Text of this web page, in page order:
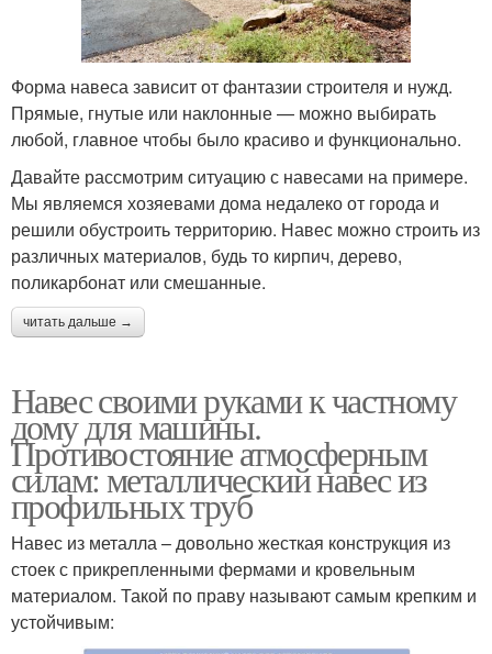
Форма навеса зависит от фантазии строителя и нужд.
Прямые, гнутые или наклонные — можно выбирать
любой, главное чтобы было красиво и функционально.
Давайте рассмотрим ситуацию с навесами на примере.
Мы являемся хозяевами дома недалеко от города и
решили обустроить территорию. Навес можно строить из
различных материалов, будь то кирпич, дерево,
поликарбонат или смешанные.
читать дальше →
Навес своими руками к частному
дому для машины.
Противостояние атмосферным
силам: металлический навес из
профильных труб
Навес из металла – довольно жесткая конструкция из
стоек с прикрепленными фермами и кровельным
материалом. Такой по праву называют самым крепким и
устойчивым: